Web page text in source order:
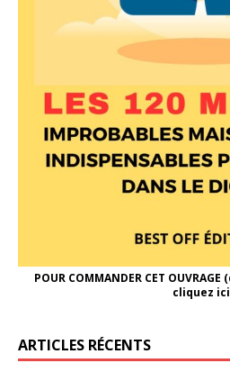
POUR COMMANDER CET
cliquez ici
ARTICLES RÉCENTS